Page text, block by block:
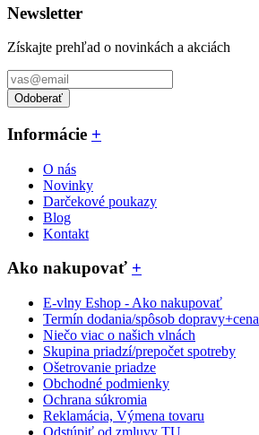
Newsletter
Získajte prehľad o novinkách a akciách
Odoberať
Informácie +
O nás
Novinky
Darčekové poukazy
Blog
Kontakt
Ako nakupovať +
E-vlny Eshop - Ako nakupovať
Termín dodania/spôsob dopravy+cena
Niečo viac o našich vlnách
Skupina priadzí/prepočet spotreby
Ošetrovanie priadze
Obchodné podmienky
Ochrana súkromia
Reklamácia, Výmena tovaru
Odstúpiť od zmluvy TU